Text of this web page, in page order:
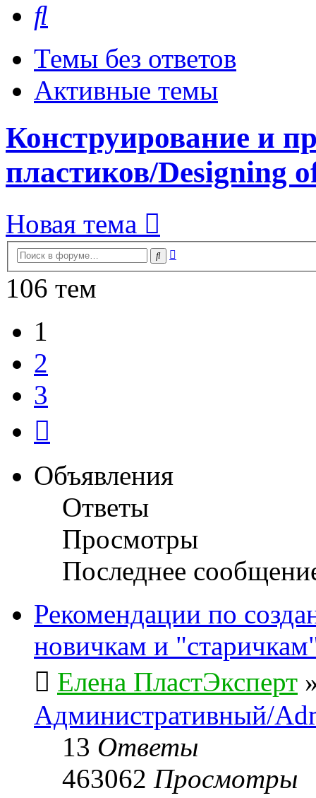
Темы без ответов
Активные темы
Конструирование и
пластиков/Designing
Новая тема
Поиск
106 тем
1
2
3
Объявления
Ответы
Просмотры
Последнее
Рекомендации по
новичкам и
Елена ПластЭксперт
Административный/
13 Ответы
463062 Просмотры